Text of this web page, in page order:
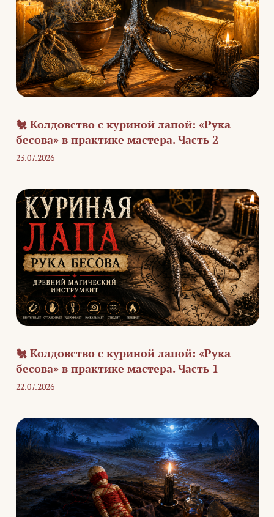
🐔 Колдовство с куриной лапой: «Рука
бесова» в практике мастера. Часть 2
23.07.2026
🐔 Колдовство с куриной лапой: «Рука
бесова» в практике мастера. Часть 1
22.07.2026